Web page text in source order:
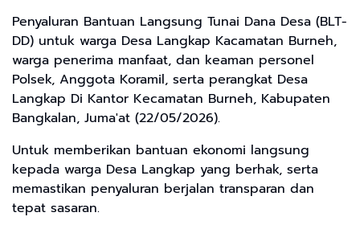
Penyaluran Bantuan Langsung Tunai Dana Desa (BLT-
DD) untuk warga Desa Langkap Kacamatan Burneh,
warga penerima manfaat, dan keaman personel
Polsek, Anggota Koramil, serta perangkat Desa
Langkap Di Kantor Kecamatan Burneh, Kabupaten
Bangkalan, Juma'at (22/05/2026).
Untuk memberikan bantuan ekonomi langsung
kepada warga Desa Langkap yang berhak, serta
memastikan penyaluran berjalan transparan dan
tepat sasaran.